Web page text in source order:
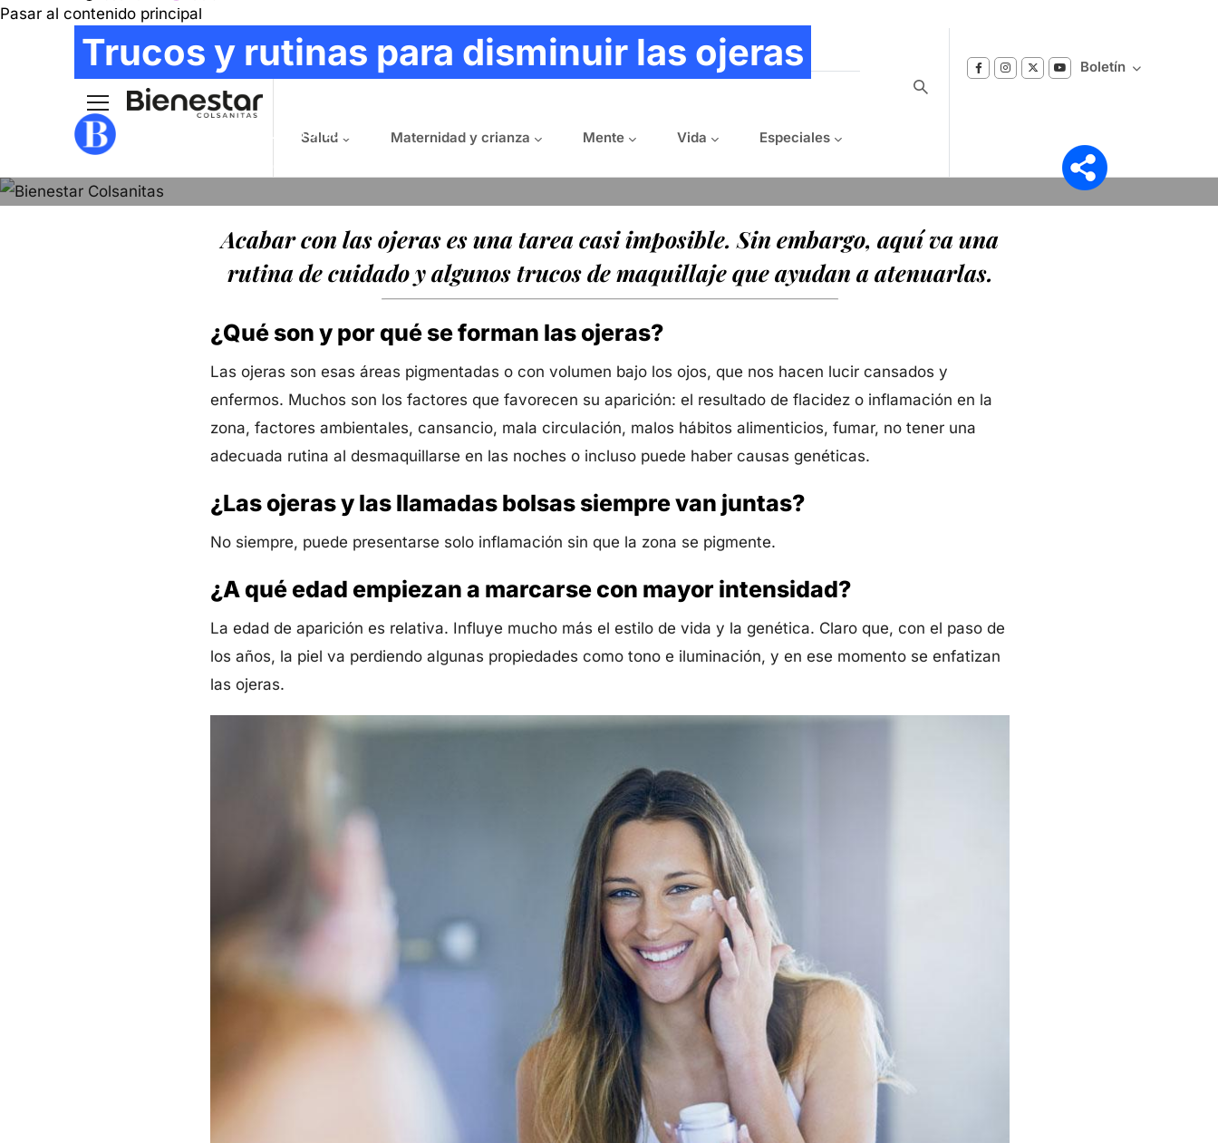
Pasar al contenido principal
Main navigation
Salud Maternidad y crianza Mente Vida Especiales
Boletín
Suscríbase a nuestro boletín
Reciba notificaciones sobre los temas de
Bienestar que le interesan.
Trucos y rutinas para disminuir las ojeras
- Junio 6, 2019
Acabar con las ojeras es una tarea casi imposible. Sin embargo, aquí va una
rutina de cuidado y algunos trucos de maquillaje que ayudan a atenuarlas.
¿Qué son y por qué se forman las ojeras?
Las ojeras son esas áreas pigmentadas o con volumen bajo los ojos, que nos hacen lucir cansados y
enfermos. Muchos son los factores que favorecen su aparición: el resultado de flacidez o inflamación en la
zona, factores ambientales, cansancio, mala circulación, malos hábitos alimenticios, fumar, no tener una
adecuada rutina al desmaquillarse en las noches o incluso puede haber causas genéticas.
¿Las ojeras y las llamadas bolsas siempre van juntas?
No siempre, puede presentarse solo inflamación sin que la zona se pigmente.
¿A qué edad empiezan a marcarse con mayor intensidad?
La edad de aparición es relativa. Influye mucho más el estilo de vida y la genética. Claro que, con el paso de
los años, la piel va perdiendo algunas propiedades como tono e iluminación, y en ese momento se enfatizan
las ojeras.